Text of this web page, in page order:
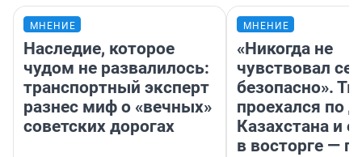
МНЕНИЕ
Наследие, которое
чудом не развалилось:
транспортный эксперт
разнес миф о «вечных»
советских дорогах
МНЕНИЕ
«Никогда не
чувствовал
безопасно».
проехался по
Казахстана и
в восторге —